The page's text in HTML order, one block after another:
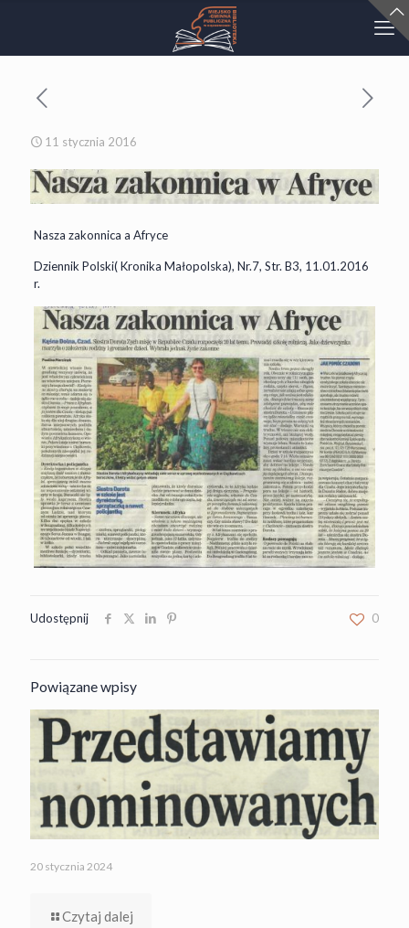
11 stycznia 2016
Nasza zakonnica a Afryce
Dziennik Polski( Kronika Małopolska), Nr.7, Str. B3, 11.01.2016
r.
Udostępnij 0
Powiązane wpisy
20 stycznia 2024
Czytaj dalej